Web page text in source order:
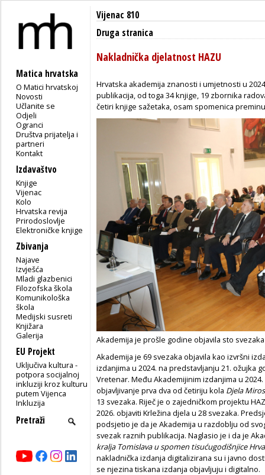
Matica hrvatska
O Matici hrvatskoj
Novosti
Učlanite se
Odjeli
Ogranci
Društva prijatelja i
partneri
Kontakt
Izdavaštvo
Knjige
Vijenac
Kolo
Hrvatska revija
Prirodoslovlje
Elektroničke knjige
Zbivanja
Najave
Izvješća
Mladi glazbenici
Filozofska škola
Komunikološka
škola
Medijski susreti
Knjižara
Galerija
EU Projekt
Uključiva kultura -
potpora socijalnoj
inkluziji kroz kulturu
putem Vijenca
Inkluzija
Vijenac 810
Druga stranica
Nakladnička djelatnost HAZU
Hrvatska akademija znanosti i umjetnosti u
publikacija, od toga 34 knjige, 19 zbornika
četiri knjige sažetaka, osam spomenica
Akademija je prošle godine objavila sto
Akademija je 69 svezaka objavila kao izvršni
izdanjima u 2024. na predstavljanju 21. ožujka
Vretenar. Među Akademijinim izdanjima u
objavljivanje prva dva od četiriju kola Djela
13 svezaka. Riječ je o zajedničkom projektu
2026. objaviti Krležina djela u 28 svezaka.
podsjetio je da je Akademija u razdoblju od
svezak raznih publikacija. Naglasio je i da je
kralja Tomislava u spomen tisućugodišnjice
nakladnička izdanja digitalizirana su i javno
se njezina tiskana izdanja objavljuju i